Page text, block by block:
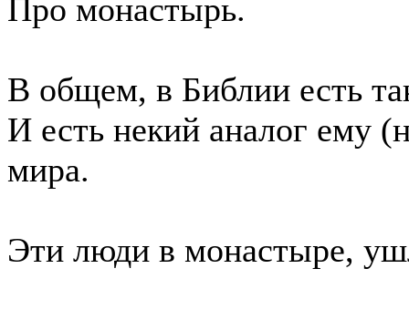
Про монастырь.
В общем, в Библии есть
И есть некий аналог ему
мира.
Эти люди в монастыре,